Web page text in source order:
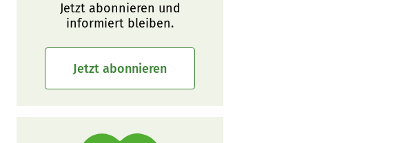
Jetzt abonnieren und
informiert bleiben.
Jetzt abonnieren